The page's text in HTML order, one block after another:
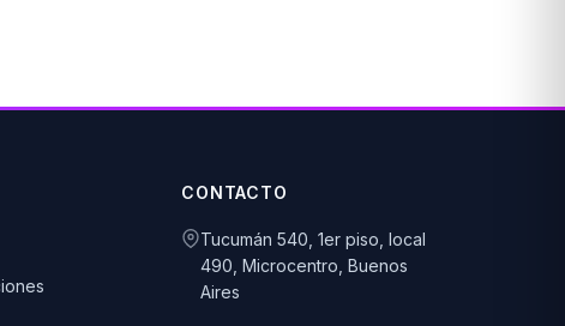
CONTACTO
Tucumán 540, 1er piso, local
490, Microcentro, Buenos
Aires